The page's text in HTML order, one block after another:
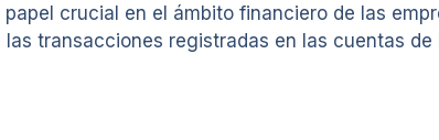
crucial en el ámbito financiero de las
transacciones registradas en las cuentas de